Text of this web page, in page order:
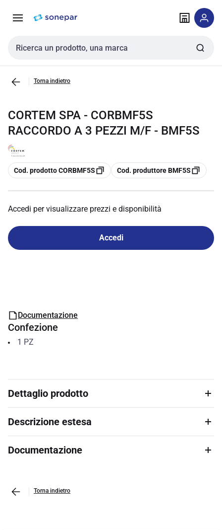
navigazione alla
Cerca input
Torna indietro
CORTEM SPA - CORBMF5S
RACCORDO A 3 PEZZI M/F - BMF5S
copia
Cod. prodotto CORBMF5S copia
Cod. produttore BMF5S
Accedi per visualizzare prezzi e disponibilità
Accedi
Documentazione
Confezione
1 PZ
Dettaglio prodotto
Descrizione estesa
Documentazione
Torna indietro